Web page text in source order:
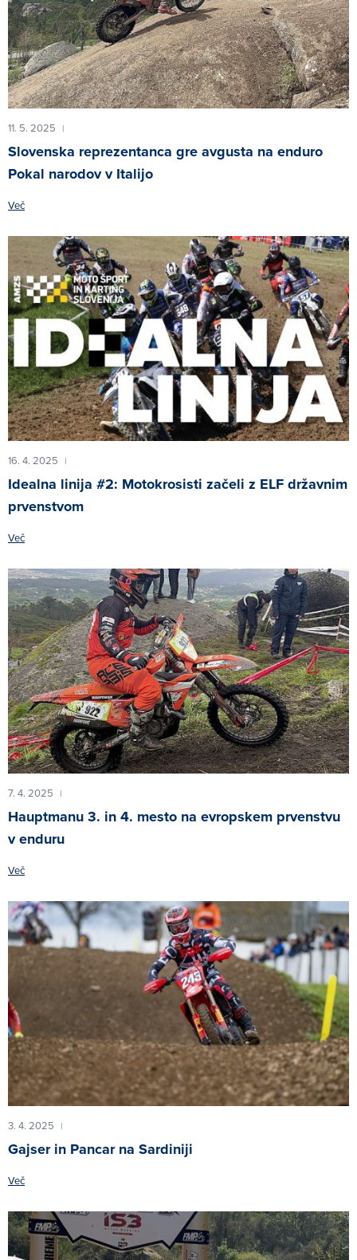
11. 5. 2025 |
Slovenska reprezentanca gre avgusta na enduro
Pokal narodov v Italijo
Več
16. 4. 2025 |
Idealna linija #2: Motokrosisti začeli z ELF državnim
prvenstvom
Več
7. 4. 2025 |
Hauptmanu 3. in 4. mesto na evropskem prvenstvu
v enduru
Več
3. 4. 2025 |
Gajser in Pancar na Sardiniji
Več